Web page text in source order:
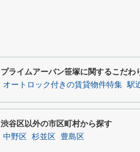
プライムアーバン笹塚に関するこだわ
オートロック付きの賃貸物件特集 駅
渋谷区以外の市区町村から探す
中野区 杉並区 豊島区